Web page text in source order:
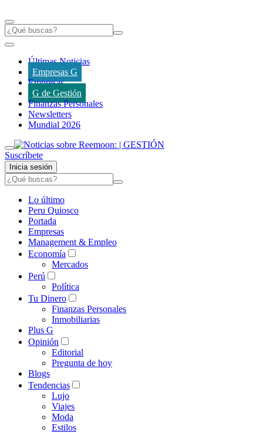
Últimas Noticias
Empresas G
Empresas
G de Gestión
Finanzas Personales
Newsletters
Mundial 2026
Suscríbete
Inicia sesión
Lo último
Peru Quiosco
Portada
Empresas
Management & Empleo
Economía
Mercados
Perú
Política
Tu Dinero
Finanzas Personales
Inmobiliarias
Plus G
Opinión
Editorial
Pregunta de hoy
Blogs
Tendencias
Lujo
Viajes
Moda
Estilos